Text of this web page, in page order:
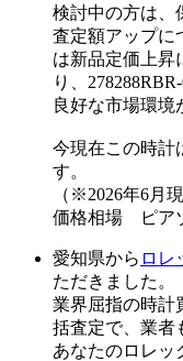
検討中の方は、
査定額アップに
は新品定価上昇
り、
良好な市場環境
今現在この時計
す。
（※2026年6月
価格相場 ピア
愛知県から ロレ
ただきました。
業界屈指の時計
括査定で、業者
あなたのロレッ